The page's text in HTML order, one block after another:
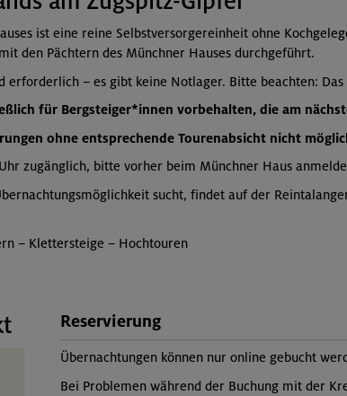
ist eine reine Selbstversorgereinheit ohne
den Pächtern des Münchner Hauses durchgeführt.
erforderlich – es gibt keine Notlager. Bitte beachten:
für Bergsteiger*innen vorbehalten, die am
ohne entsprechende Tourenabsicht nicht
zugänglich, bitte vorher beim Münchner Haus
sucht, findet auf der
– Klettersteige – Hochtouren
Reservierung
Übernachtungen können nur online gebucht
Bei Problemen während der Buchung mit der